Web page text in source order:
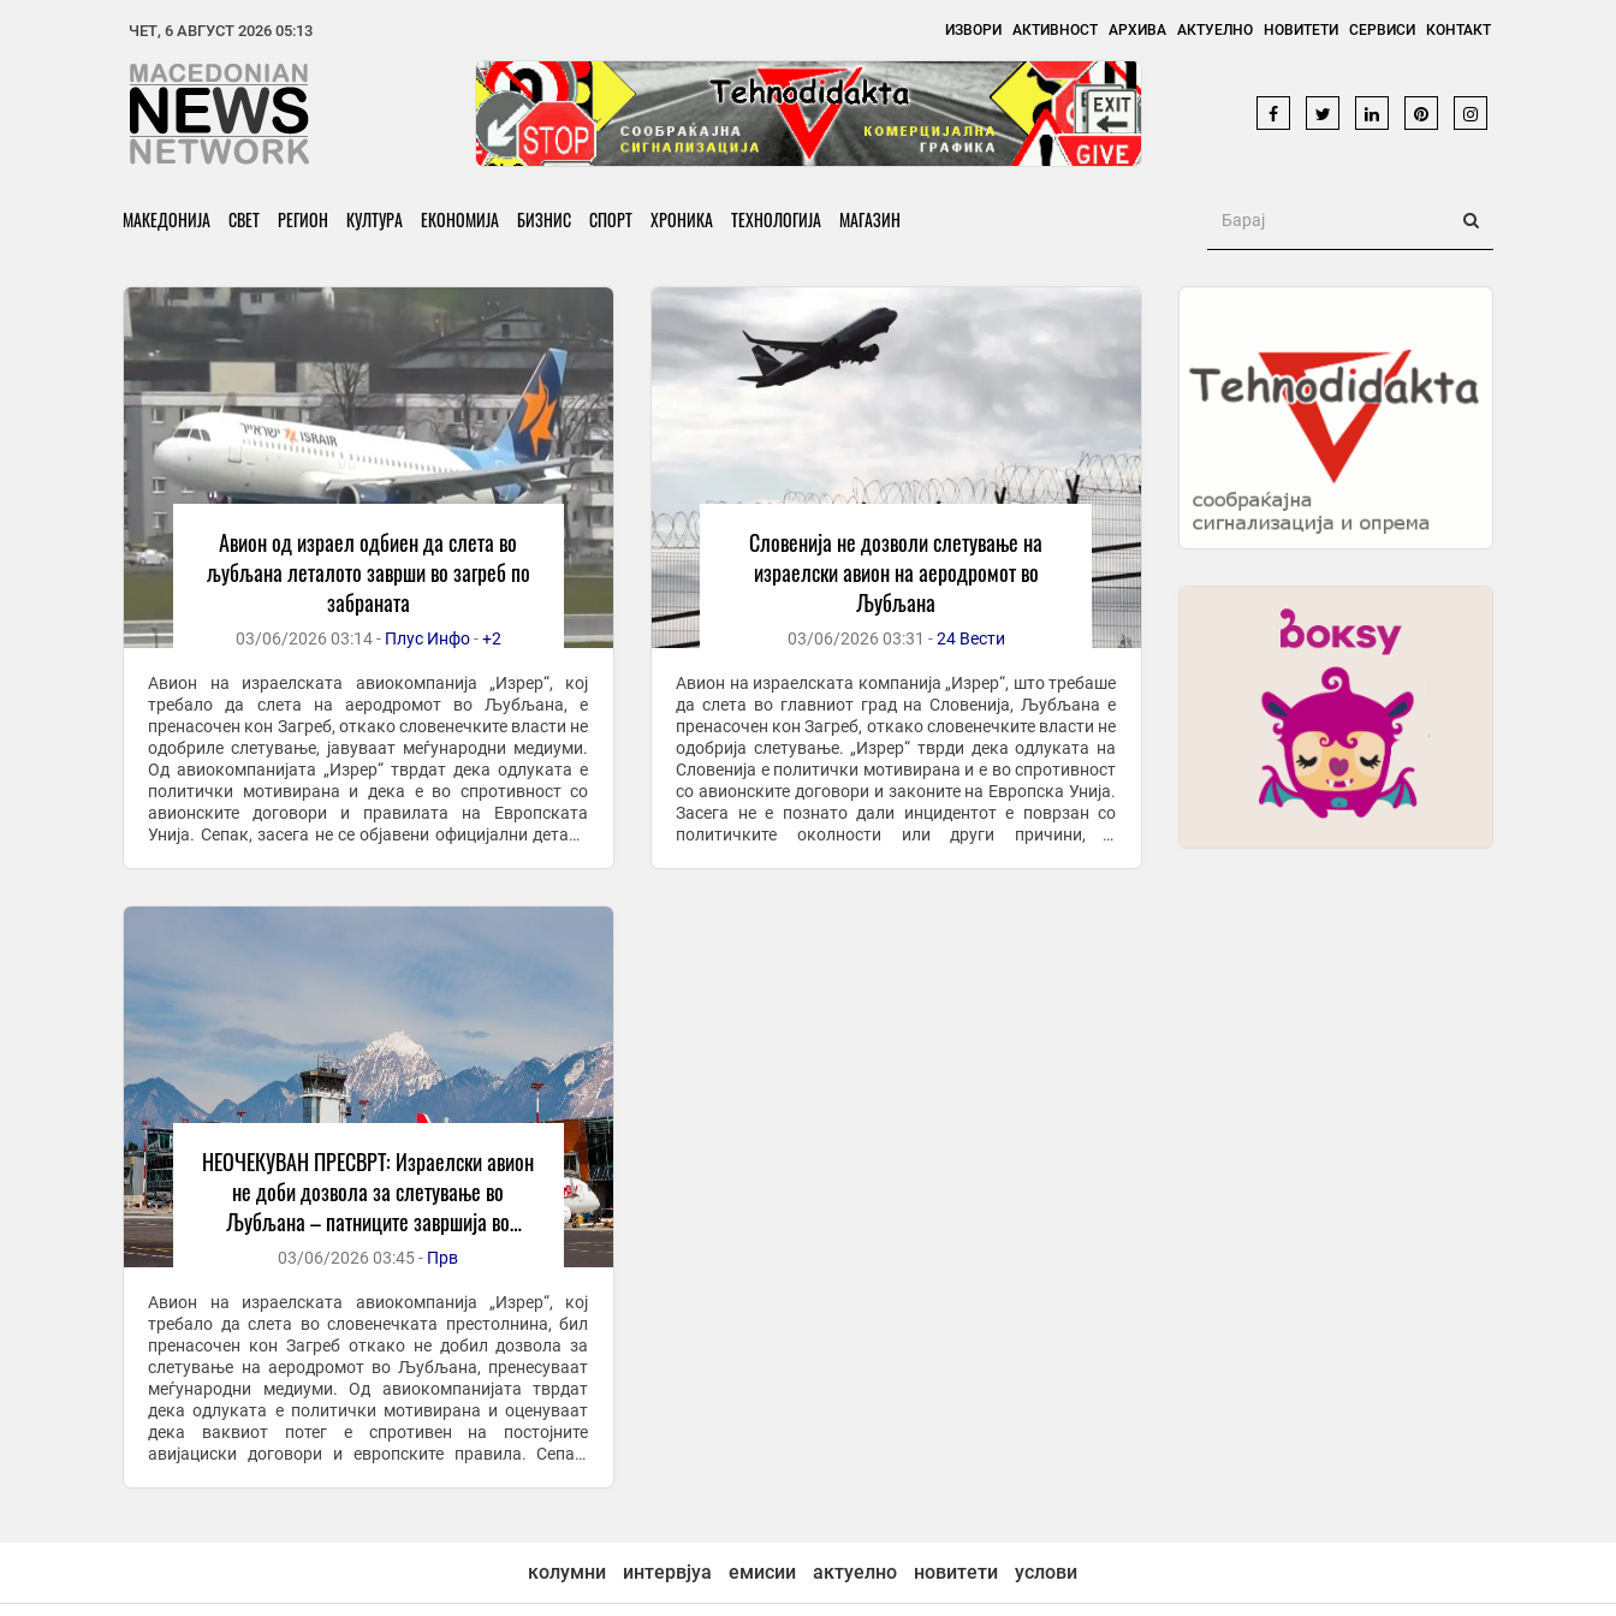
ЧЕТ, 6 АВГУСТ 2026 05:13 ИЗВОРИ АКТИВНОСТ АРХИВА АКТУЕЛНО НОВИТЕТИ СЕРВИСИ КОНТАКТ
МАКЕДОНИЈА СВЕТ РЕГИОН КУЛТУРА ЕКОНОМИЈА БИЗНИС СПОРТ ХРОНИКА ТЕХНОЛОГИЈА МАГАЗИН
Авион од израел одбиен да слета во
љубљана леталото заврши во загреб по
забраната
03/06/2026 03:14 - Плус Инфо-+2
Авион на израелската авиокомпанија „Изрер“, кој
требало да слета на аеродромот во Љубљана, е
пренасочен кон Загреб, откако словенечките власти не
одобриле слетување, јавуваат меѓународни медиуми.
Од авиокомпанијата „Изрер“ тврдат дека одлуката е
политички мотивирана и дека е во спротивност со
авионските договори и правилата на Европската
Унија. Сепак, засега не се објавени официјални детали
Словенија не дозволи слетување на
израелски авион на аеродромот во
Љубљана
03/06/2026 03:31 -24 Вести
Авион на израелската компанија „Изрер“, што требаше
да слета во главниот град на Словенија, Љубљана е
пренасочен кон Загреб, откако словенечките власти не
одобрија слетување. „Изрер“ тврди дека одлуката на
Словенија е политички мотивирана и е во спротивност
со авионските договори и законите на Европска Унија.
Засега не е познато дали инцидентот е поврзан со
политичките околности или други причини, а
НЕОЧЕКУВАН ПРЕСВРТ: Израелски авион
не доби дозвола за слетување во
Љубљана – патниците завршија во
Загреб!
03/06/2026 03:45 - Прв
Авион на израелската авиокомпанија „Изрер“, кој
требало да слета во словенечката престолнина, бил
пренасочен кон Загреб откако не добил дозвола за
слетување на аеродромот во Љубљана, пренесуваат
меѓународни медиуми. Од авиокомпанијата тврдат
дека одлуката е политички мотивирана и оценуваат
дека ваквиот потег е спротивен на постојните
авијациски договори и европските правила. Сепак,
колумни интервјуа емисии актуелно новитети услови